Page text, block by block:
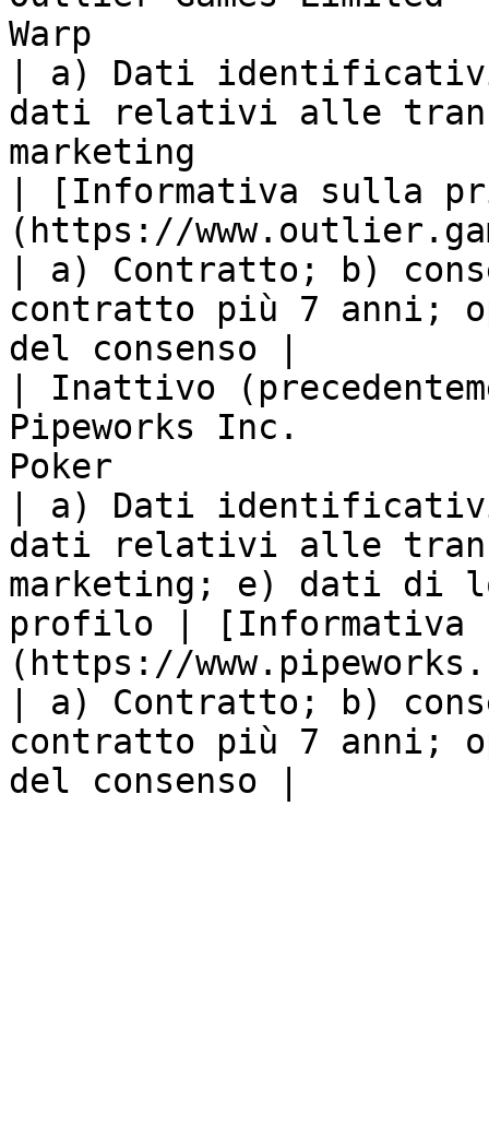
Warp
| a) Dati
dati relativi alle
marketing
| [Informativa sulla
(https://
| a) Contratto; b)
contratto più 7 anni;
del consenso |
| Inattivo
Pipeworks Inc.
Poker
| a) Dati
dati relativi alle
marketing; e) dati di
profilo | [Informativa
(https://
| a) Contratto; b)
contratto più 7 anni;